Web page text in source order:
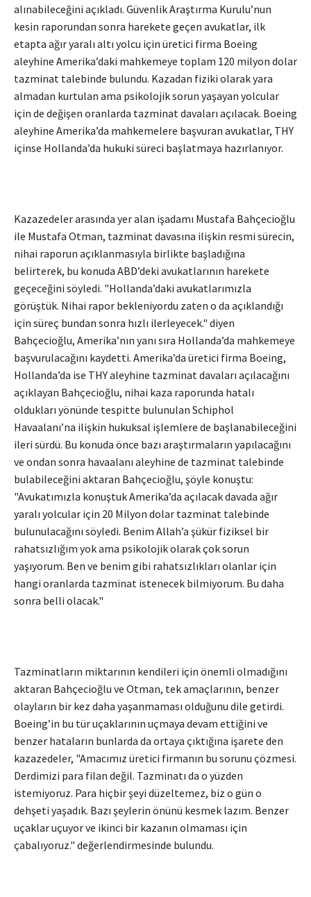
alınabileceğini açıkladı. Güvenlik Araştırma Kurulu’nun
kesin raporundan sonra harekete geçen avukatlar, ilk
etapta ağır yaralı altı yolcu için üretici firma Boeing
aleyhine Amerika’daki mahkemeye toplam 120 milyon dolar
tazminat talebinde bulundu. Kazadan fiziki olarak yara
almadan kurtulan ama psikolojik sorun yaşayan yolcular
için de değişen oranlarda tazminat davaları açılacak. Boeing
aleyhine Amerika’da mahkemelere başvuran avukatlar, THY
içinse Hollanda’da hukuki süreci başlatmaya hazırlanıyor.
Kazazedeler arasında yer alan işadamı Mustafa Bahçecioğlu
ile Mustafa Otman, tazminat davasına ilişkin resmi sürecin,
nihai raporun açıklanmasıyla birlikte başladığına
belirterek, bu konuda ABD’deki avukatlarının harekete
geçeceğini söyledi. "Hollanda’daki avukatlarımızla
görüştük. Nihai rapor bekleniyordu zaten o da açıklandığı
için süreç bundan sonra hızlı ilerleyecek." diyen
Bahçecioğlu, Amerika’nın yanı sıra Hollanda’da mahkemeye
başvurulacağını kaydetti. Amerika’da üretici firma Boeing,
Hollanda’da ise THY aleyhine tazminat davaları açılacağını
açıklayan Bahçecioğlu, nihai kaza raporunda hatalı
oldukları yönünde tespitte bulunulan Schiphol
Havaalanı’na ilişkin hukuksal işlemlere de başlanabileceğini
ileri sürdü. Bu konuda önce bazı araştırmaların yapılacağını
ve ondan sonra havaalanı aleyhine de tazminat talebinde
bulabileceğini aktaran Bahçecioğlu, şöyle konuştu:
"Avukatımızla konuştuk Amerika’da açılacak davada ağır
yaralı yolcular için 20 Milyon dolar tazminat talebinde
bulunulacağını söyledi. Benim Allah’a şükür fiziksel bir
rahatsızlığım yok ama psikolojik olarak çok sorun
yaşıyorum. Ben ve benim gibi rahatsızlıkları olanlar için
hangi oranlarda tazminat istenecek bilmiyorum. Bu daha
sonra belli olacak."
Tazminatların miktarının kendileri için önemli olmadığını
aktaran Bahçecioğlu ve Otman, tek amaçlarının, benzer
olayların bir kez daha yaşanmaması olduğunu dile getirdi.
Boeing’in bu tür uçaklarının uçmaya devam ettiğini ve
benzer hataların bunlarda da ortaya çıktığına işarete den
kazazedeler, "Amacımız üretici firmanın bu sorunu çözmesi.
Derdimizi para filan değil. Tazminatı da o yüzden
istemiyoruz. Para hiçbir şeyi düzeltemez, biz o gün o
dehşeti yaşadık. Bazı şeylerin önünü kesmek lazım. Benzer
uçaklar uçuyor ve ikinci bir kazanın olmaması için
çabalıyoruz." değerlendirmesinde bulundu.